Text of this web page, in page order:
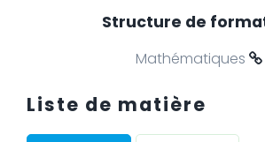
Structure de
Mathématiques
Liste de matière